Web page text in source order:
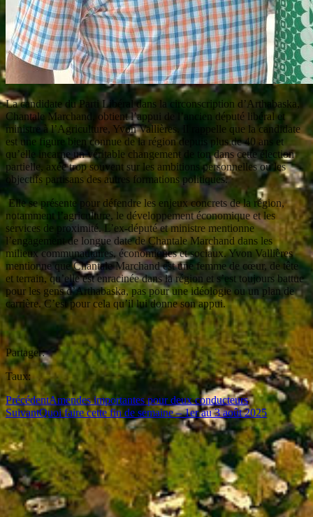
La candidate du Parti Libéral dans la circonscription d’Arthabaska,
Chantale Marchand, obtient l’appui de l’ancien député libéral et
ministre à l’Agriculture, Yvon Vallières. Il rappelle que la candidate
est une figure bien connue de la région depuis plus de 40 ans et
qu’elle incarne un véritable changement de ton dans cette élection
partielle, axée trop souvent sur les ambitions personnelles ou les
objectifs partisans des autres formations politiques.
Elle se présente pour défendre les enjeux concrets de la région,
notamment l’agriculture, le développement économique et les
services de proximité. L’ex-député et ministre mentionne
l’engagement de longue date de Chantale Marchand dans les
milieux communautaires, économiques et sociaux. Yvon Vallières
mentionne que Chantale Marchand est une femme de cœur, de tête
et terrain, qu’elle est enracinée dans la région et s’est toujours battue
pour les gens d’Arthabaska, pas pour une idéologie ou un plan de
carrière. C’est pour cela qu’il lui donne son appui.
Partager:
Taux:
PrécédentAmendes importantes pour deux conducteurs
SuivantQuoi faire cette fin de semaine – 1er au 3 août 2025